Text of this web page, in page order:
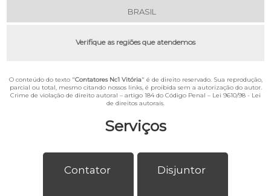
Serviços
Contator Disjuntor
BRASIL
Verifique as regiões que atendemos
O conteúdo do texto "Contatores Nc1 Vitória" é de direito reservado. Sua reprodução,
parcial ou total, mesmo citando nossos links, é proibida sem a autorização do autor.
Crime de violação de direito autoral – artigo 184 do Código Penal – Lei 9610/98 - Lei
de direitos autorais.